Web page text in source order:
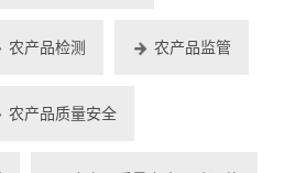
农产品检测 农产品监管
农产品质量安全